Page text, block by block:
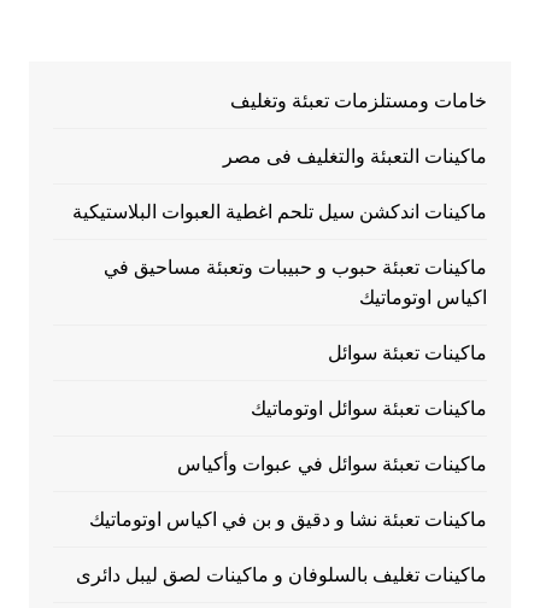
خامات ومستلزمات تعبئة وتغليف
ماكينات التعبئة والتغليف فى مصر
ماكينات اندكشن سيل تلحم اغطية العبوات البلاستيكية
ماكينات تعبئة حبوب و حبيبات وتعبئة مساحيق في
اكياس اوتوماتيك
ماكينات تعبئة سوائل
ماكينات تعبئة سوائل اوتوماتيك
ماكينات تعبئة سوائل في عبوات وأكياس
ماكينات تعبئة نشا و دقيق و بن في اكياس اوتوماتيك
ماكينات تغليف بالسلوفان و ماكينات لصق ليبل دائرى